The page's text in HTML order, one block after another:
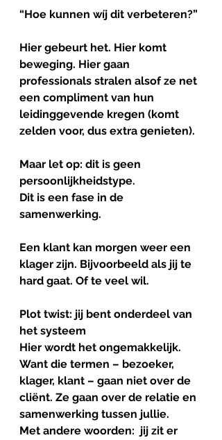
“Hoe kunnen wíj dit verbeteren?”
Hier gebeurt het. Hier komt
beweging. Hier gaan
professionals stralen alsof ze net
een compliment van hun
leidinggevende kregen (komt
zelden voor, dus extra genieten).
Maar let op: dit is geen
persoonlijkheidstype.
Dit is een fase in de
samenwerking.
Een klant kan morgen weer een
klager zijn. Bijvoorbeeld als jij te
hard gaat. Of te veel wil.
Plot twist: jij bent onderdeel van
het systeem
Hier wordt het ongemakkelijk.
Want die termen – bezoeker,
klager, klant – gaan niet over de
cliënt. Ze gaan over de relatie en
samenwerking tussen jullie.
Met andere woorden:  jij zit er